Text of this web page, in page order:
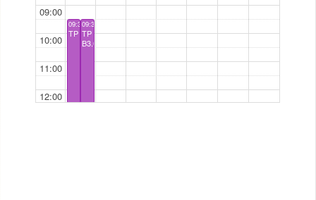
09:00
10:00
11:00
12:00
09:30 - 12:30
TP
09:30 - 12:30
TP
B3.01